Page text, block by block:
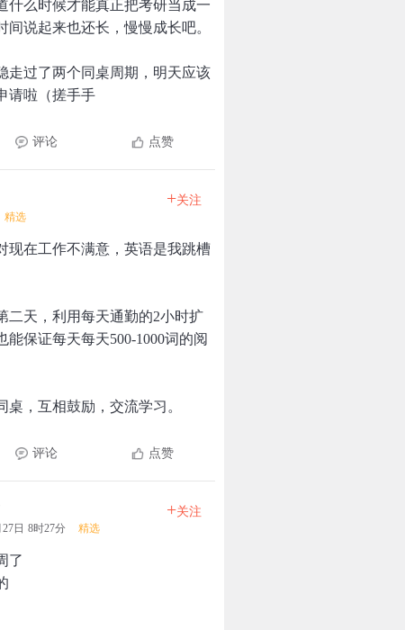
什么时候才能真正把考研当成一
间说起来也还长，慢慢成长吧。
走过了两个同桌周期，明天应该
请啦（搓手手
评论 点赞
精选
+关注
现在工作不满意，英语是我跳槽
二天，利用每天通勤的2小时扩
能保证每天每天500-1000词的阅
，互相鼓励，交流学习。
评论 点赞
27日 8时27分 精选
+关注
了